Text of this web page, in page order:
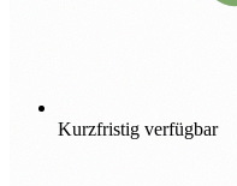
Kurzfristig verfügbar